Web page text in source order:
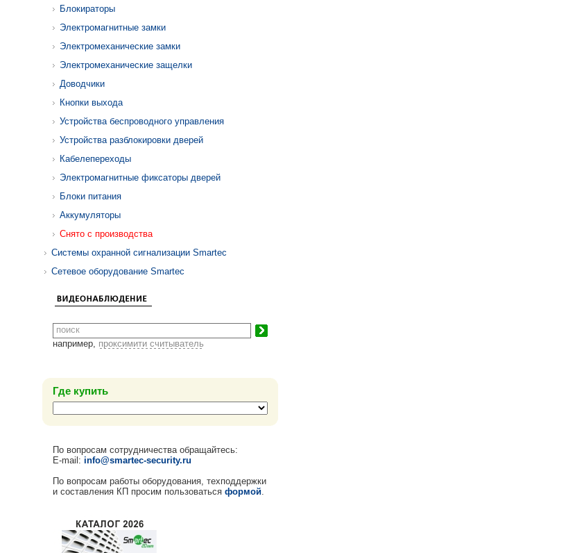
Блокираторы
Электромагнитные замки
Электромеханические замки
Электромеханические защелки
Доводчики
Кнопки выхода
Устройства беспроводного управления
Устройства разблокировки дверей
Кабелепереходы
Электромагнитные фиксаторы дверей
Блоки питания
Аккумуляторы
Снято с производства
Системы охранной сигнализации Smartec
Сетевое оборудование Smartec
например, проксимити считыватель
Где купить
По вопросам сотрудничества обращайтесь:
E-mail: info@smartec-security.ru
По вопросам работы оборудования, техподдержки
и составления КП просим пользоваться формой